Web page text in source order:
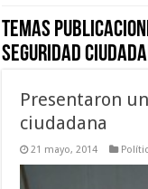
Temas
seguridad
Presentaron
ciudadana
21 mayo, 2014